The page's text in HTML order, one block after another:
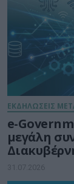
ΕΚΔΗΛΩΣΕΙΣ
e-
μεγάλη
31.07.2026